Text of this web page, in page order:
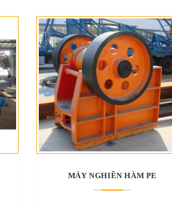
MÁY NGHIỀN HÀM PE